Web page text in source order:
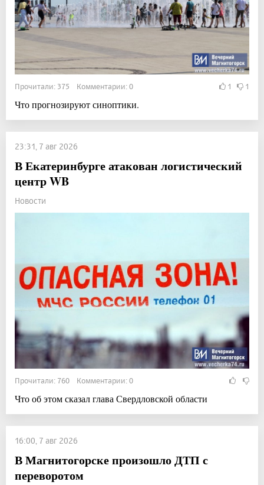
Прочитали: 375 Комментарии: 0 1 1
Что прогнозируют синоптики.
23:31, 7 авг 2026
В Екатеринбурге атакован логистический
центр WB
Новости
Прочитали: 760 Комментарии: 0
Что об этом сказал глава Свердловской области
16:00, 7 авг 2026
В Магнитогорске произошло ДТП с
переворотом